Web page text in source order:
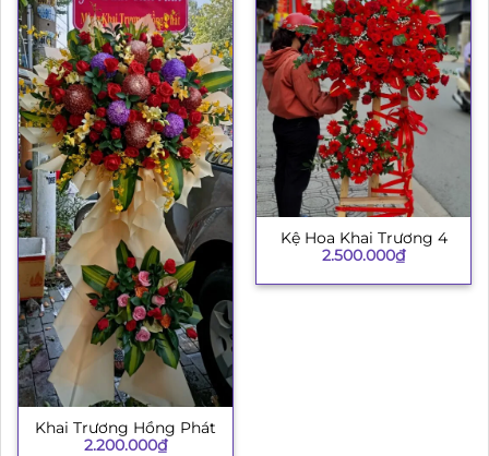
Khai Trương Hồng Phát
2.200.000₫
Kệ Hoa Khai Trương 4
2.500.000₫